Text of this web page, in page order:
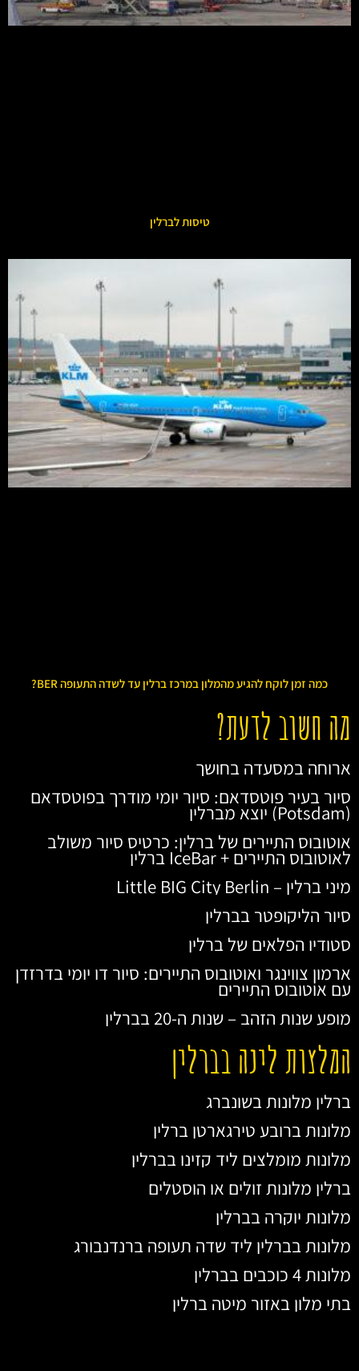
טיסות לברלין
כמה זמן לוקח להגיע מהמלון במרכז ברלין עד לשדה התעופה BER?
מה חשוב לדעת?
ארוחה במסעדה בחושך
סיור בעיר פוטסדאם: סיור יומי מודרך בפוטסדאם
(Potsdam) יוצא מברלין
אוטובוס התיירים של ברלין: כרטיס סיור משולב
לאוטובוס התיירים + IceBar ברלין
מיני ברלין – Little BIG City Berlin
סיור הליקופטר בברלין
סטודיו הפלאים של ברלין
ארמון צווינגר ואוטובוס התיירים: סיור דו יומי בדרזדן
עם אוטובוס התיירים
מופע שנות הזהב – שנות ה-20 בברלין
המלצות לינה בברלין
ברלין מלונות בשונברג
מלונות ברובע טירגארטן ברלין
מלונות מומלצים ליד קזינו בברלין
ברלין מלונות זולים או הוסטלים
מלונות יוקרה בברלין
מלונות בברלין ליד שדה תעופה ברנדנבורג
מלונות 4 כוכבים בברלין
בתי מלון באזור מיטה ברלין